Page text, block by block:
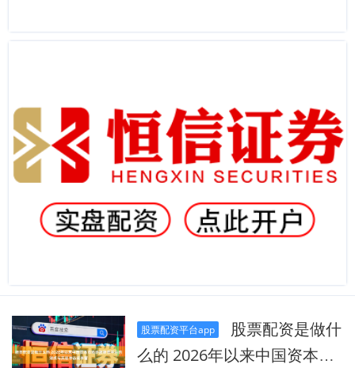
股票配资平台app
么的 2026年以来中国资本市